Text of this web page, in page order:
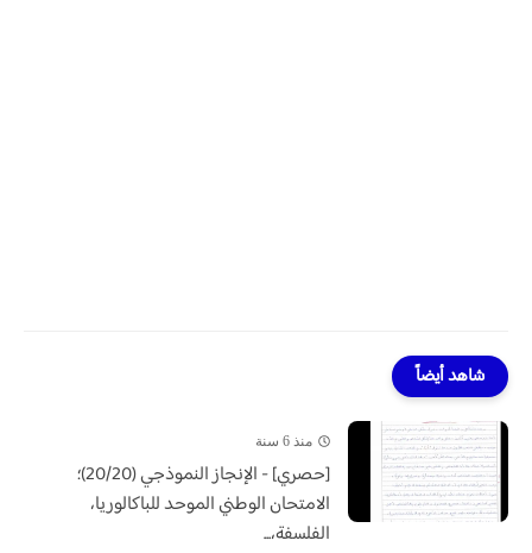
شاهد أيضاً
منذ 6 سنة
[حصري] - الإنجاز النموذجي (20/20)؛
الامتحان الوطني الموحد للباكالوريا،
الفلسفة،...